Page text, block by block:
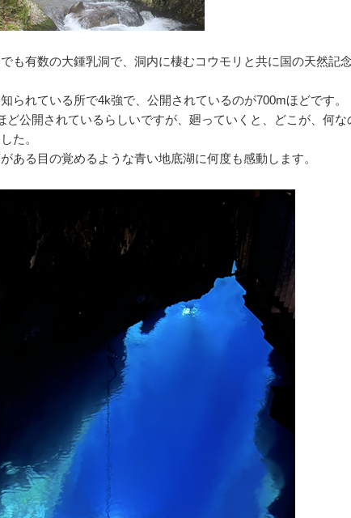
も有数の大鍾乳洞で、洞内に棲むコウモリと共に国の天然記
られている所で4k強で、公開されているのが700mほどです。
ど公開されているらしいですが、廻っていくと、どこが、何
た。
ある目の覚めるような青い地底湖に何度も感動します。